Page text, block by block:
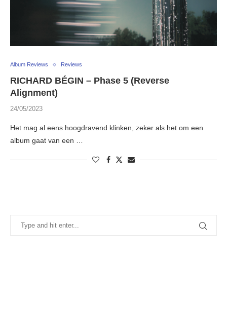
Album Reviews Reviews
RICHARD BÉGIN – Phase 5 (Reverse
Alignment)
24/05/2023
Het mag al eens hoogdravend klinken, zeker als het om een
album gaat van een …